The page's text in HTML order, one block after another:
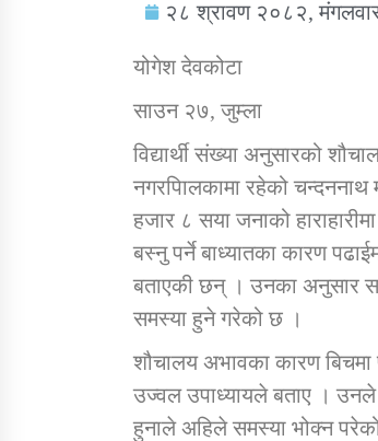
सामाजिक बिकास
तातोपानी गाउँपालिकाको न्यायिक समिति सम्बन्धी
२८ श्रावण २०८२,
योगेश देवकोटा
साउन २७, जुम्ला
विद्यार्थी संख्या अनुसारको
नगरपािलकामा रहेको चन्दननाथ
हजार ८ सया जनाको
बस्नु पर्ने बाध्यातका कारण
बताएकी छन् । उनका अनुसार सबै
समस्या हुने गरेको छ ।
शौचालय अभावका कारण बिचमा
उज्वल उपाध्यायले बताए ।
हुनाले अहिले समस्या भोक्न